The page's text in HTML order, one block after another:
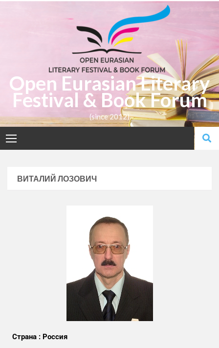
Open Eurasian Literary
Festival & Book Forum
(since 2012)
ВИТАЛИЙ ЛОЗОВИЧ
Страна : Россия